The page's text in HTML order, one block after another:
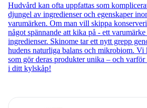
Hudvård kan ofta uppfattas som
djungel av ingredienser och egenskaper
varumärken. Om man vill skippa
något spännande att kika på - ett
ingredienser. Skinome tar ett nytt grepp
hudens naturliga balans och mikrobiom. Vi
som gör deras produkter unika – och varför
i ditt kylskåp!